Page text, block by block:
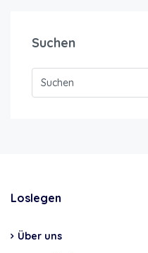
Suchen
Loslegen
Über uns